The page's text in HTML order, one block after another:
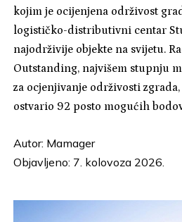
kojim je ocijenjena održivost
logističko-distributivni centar
najodrživije objekte na svijetu.
Outstanding, najvišem stupnju
za ocjenjivanje održivosti
ostvario 92 posto mogućih
Autor: Mamager
Objavljeno: 7. kolovoza 2026.